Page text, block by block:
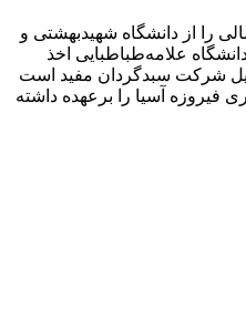
را از دانشگاه شهیدبهشتی و
علامه‌طباطبایی ‏اخذ
شرکت سبدگردان مفید است
فیروزه آسیا را برعهده داشته